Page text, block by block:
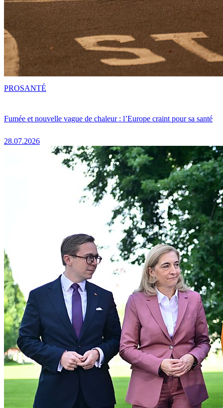
Fumée et nouvelle vague de chaleur : l’Europe craint pour sa santé
28.07.2026
PROSANTÉ